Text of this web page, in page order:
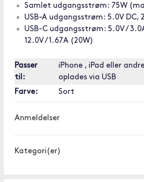
Samlet udgangsstrøm: 75W
USB-A udgangsstrøm: 5.0V
USB-C udgangsstrøm: 5.0V /
12.0V / 1.67A (20W)
Passer
til:
iPhone , iPad eller
oplades via USB
Farve:
Sort
Anmeldelser
Kategori(er)